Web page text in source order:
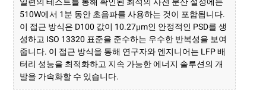
510W에서 1분 동안 초음파를 사용하는 것이 포함됩니다.
이 접근 방식은 D100 값이 10.27μm인 안정적인 PSD를 생
성하고 ISO 13320 표준을 준수하는 우수한 반복성을 보여
줍니다. 이 접근 방식을 통해 연구자와 엔지니어는 LFP 배
터리 성능을 최적화하고 지속 가능한 에너지 솔루션의 개
발을 가속화할 수 있습니다.